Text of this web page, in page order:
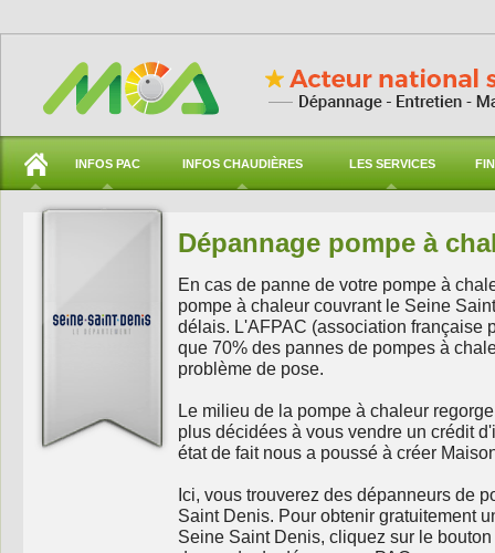
INFOS PAC INFOS CHAUDIÈRES LES SERVICES
Dépannage pompe à
En cas de panne de votre pompe à
pompe à chaleur couvrant le Seine
délais. L'AFPAC (association française
que 70% des pannes de pompes à
problème de pose.
Le milieu de la pompe à chaleur
plus décidées à vous vendre un crédit
état de fait nous a poussé à créer
Ici, vous trouverez des dépanneurs de
Saint Denis. Pour obtenir gratuitement
Seine Saint Denis, cliquez sur le